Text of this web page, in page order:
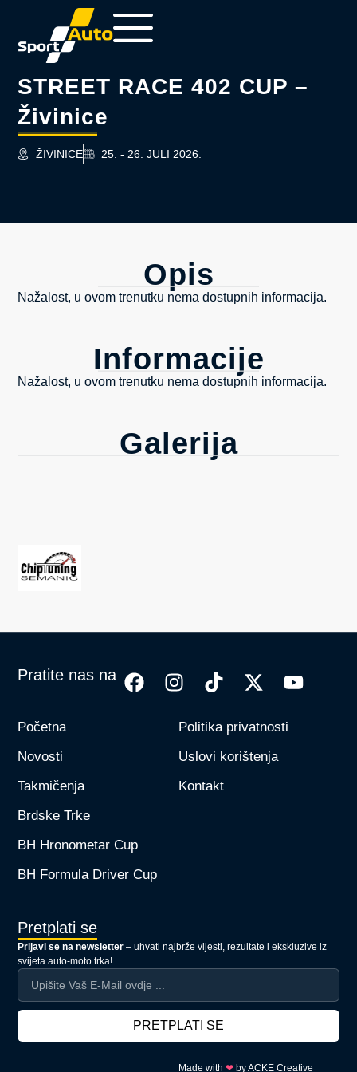
STREET RACE 402 CUP –
Živinice
ŽIVINICE 25. - 26. JULI 2026.
Opis
Nažalost, u ovom trenutku nema dostupnih informacija.
Informacije
Nažalost, u ovom trenutku nema dostupnih informacija.
Galerija
Pratite nas na
Početna
Novosti
Takmičenja
Brdske Trke
BH Hronometar Cup
BH Formula Driver Cup
Politika privatnosti
Uslovi korištenja
Kontakt
Pretplati se
Prijavi se na newsletter – uhvati najbrže vijesti, rezultate i ekskluzive iz
svijeta auto-moto trka!
PRETPLATI SE
Made with ❤ byACKE Creative